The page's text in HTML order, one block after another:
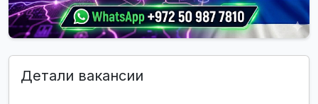
Детали вакансии